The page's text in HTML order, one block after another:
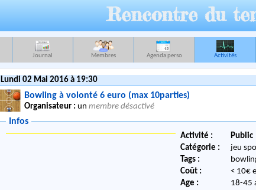
Rencontre du
Journal Membres Agenda perso Activités
Lundi 02 Mai 2016 à 19:30
Bowling à volonté 6 euro (max 10parties)
Organisateur : un membre désactivé
Infos
Activité :
Public
Catégorie :
jeu
Tags :
Coût :
Age :
18-45